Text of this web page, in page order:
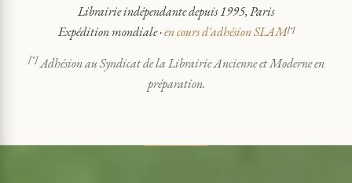
Librairie indépendante depuis 1995, Paris
Expédition mondiale ·en cours d'adhésion SLAM[*]
[*]Adhésion au Syndicat de la Librairie Ancienne et Moderne en
préparation.